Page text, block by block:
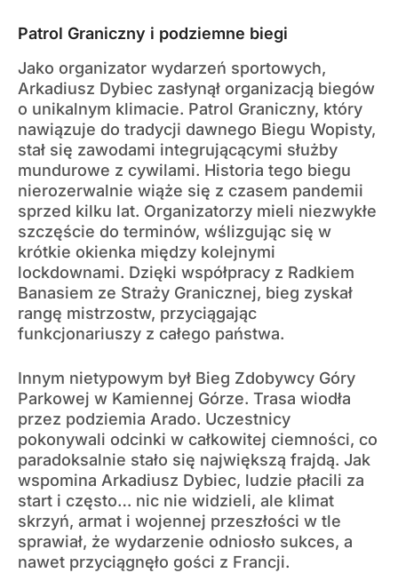
Patrol Graniczny i podziemne biegi
Jako organizator wydarzeń sportowych,
Arkadiusz Dybiec zasłynął organizacją biegów
o unikalnym klimacie. Patrol Graniczny, który
nawiązuje do tradycji dawnego Biegu Wopisty,
stał się zawodami integrującącymi służby
mundurowe z cywilami. Historia tego biegu
nierozerwalnie wiąże się z czasem pandemii
sprzed kilku lat. Organizatorzy mieli niezwykłe
szczęście do terminów, wślizgując się w
krótkie okienka między kolejnymi
lockdownami. Dzięki współpracy z Radkiem
Banasiem ze Straży Granicznej, bieg zyskał
rangę mistrzostw, przyciągając
funkcjonariuszy z całego państwa.
Innym nietypowym był Bieg Zdobywcy Góry
Parkowej w Kamiennej Górze. Trasa wiodła
przez podziemia Arado. Uczestnicy
pokonywali odcinki w całkowitej ciemności, co
paradoksalnie stało się największą frajdą. Jak
wspomina Arkadiusz Dybiec, ludzie płacili za
start i często… nic nie widzieli, ale klimat
skrzyń, armat i wojennej przeszłości w tle
sprawiał, że wydarzenie odniosło sukces, a
nawet przyciągnęło gości z Francji.